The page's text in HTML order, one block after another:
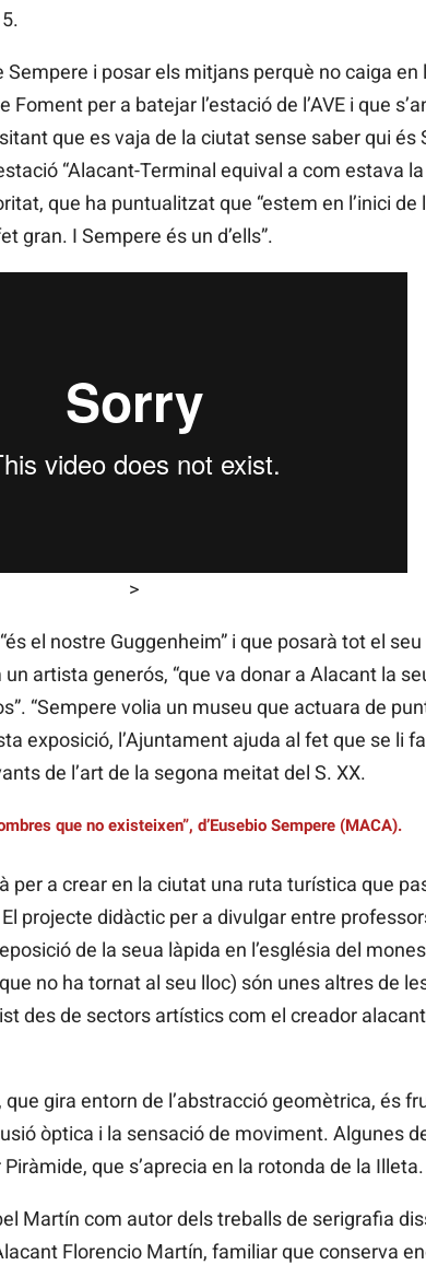
i posar els mitjans perquè no caiga en
per a batejar l’estació de l’AVE i que
que es vaja de la ciutat sense saber qui és
“Alacant-Terminal equival a com estava
que ha puntualitzat que “estem en l’inici
gran. I Sempere és un d’ells”.
>
el nostre Guggenheim” i que posarà tot el
artista generós, “que va donar a Alacant la
“Sempere volia un museu que actuara de
exposició, l’Ajuntament ajuda al fet que se li
de l’art de la segona meitat del S. XX.
que no existeixen”, d’Eusebio Sempere (MACA).
per a crear en la ciutat una ruta turística que
projecte didàctic per a divulgar entre
de la seua làpida en l’església del
no ha tornat al seu lloc) són unes altres de
des de sectors artístics com el creador
gira entorn de l’abstracció geomètrica, és
òptica i la sensació de moviment. Algunes
que s’aprecia en la rotonda de la Illeta.
Martín com autor dels treballs de serigrafia
Florencio Martín, familiar que conserva